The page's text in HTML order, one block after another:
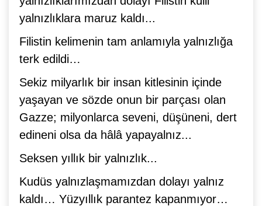
yalnızlıklara maruz kaldı...
Filistin kelimenin tam anlamıyla yalnızlığa
terk edildi…
Sekiz milyarlık bir insan kitlesinin içinde
yaşayan ve sözde onun bir parçası olan
Gazze; milyonlarca seveni, düşüneni, dert
edineni olsa da hâlâ yapayalnız...
Seksen yıllık bir yalnızlık...
Kudüs yalnızlaşmamızdan dolayı yalnız
kaldı… Yüzyıllık parantez kapanmıyor…